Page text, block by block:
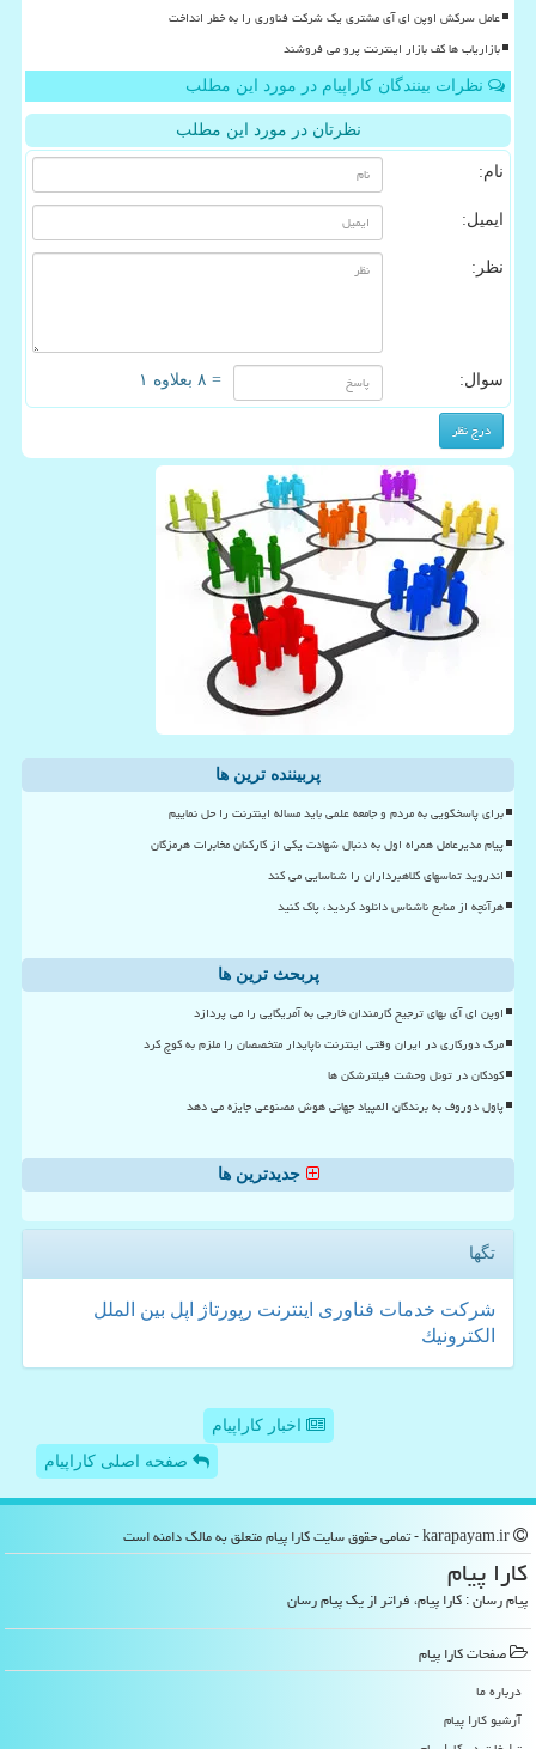
عامل سرکش اوپن ای آی مشتری یک شرکت فناوری را به خطر انداخت
بازاریاب ها کف بازار اینترنت پرو می فروشند
نظرات بینندگان کاراپیام در مورد این مطلب
نظرتان در مورد این مطلب
نام:
ایمیل:
نظر:
سوال: = ۸ بعلاوه ۱
پربیننده ترین ها
برای پاسخگویی به مردم و جامعه علمی باید مساله اینترنت را حل نماییم
پیام مدیرعامل همراه اول به دنبال شهادت یکی از کارکنان مخابرات هرمزگان
اندروید تماسهای کلاهبرداران را شناسایی می کند
هرآنچه از منابع ناشناس دانلود کردید، پاک کنید
پربحث ترین ها
اوپن ای آی بهای ترجیح کارمندان خارجی به آمریکایی را می پردازد
مرگ دورکاری در ایران وقتی اینترنت ناپایدار متخصصان را ملزم به کوچ کرد
کودکان در تونل وحشت فیلترشکن ها
پاول دوروف به برندگان المپیاد جهانی هوش مصنوعی جایزه می دهد
جدیدترین ها
تگها
شركت خدمات فناوری اینترنت رپورتاژ اپل بین الملل
الكترونیك
اخبار کاراپیام
صفحه اصلی کاراپیام
كارا پیام
پیام رسان : کارا پیام، فراتر از یک پیام رسان
صفحات كارا پیام
درباره ما
آرشیو كارا پیام